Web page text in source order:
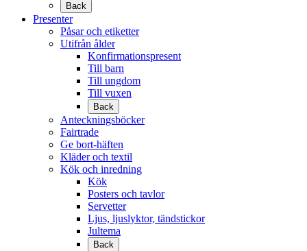
Back
Presenter
Påsar och etiketter
Utifrån ålder
Konfirmationspresent
Till barn
Till ungdom
Till vuxen
Back
Anteckningsböcker
Fairtrade
Ge bort-häften
Kläder och textil
Kök och inredning
Kök
Posters och tavlor
Servetter
Ljus, ljuslyktor, tändstickor
Jultema
Back